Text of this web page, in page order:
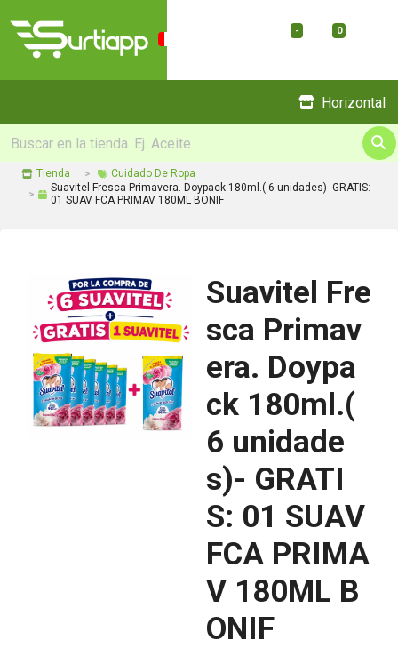
- 0
Horizontal
Tienda
Cuidado De Ropa
Suavitel Fresca Primavera. Doypack 180ml.( 6 unidades)- GRATIS:
01 SUAV FCA PRIMAV 180ML BONIF
Suavitel Fre
sca Primav
era. Doypa
ck 180ml.(
6 unidade
s)- GRATI
S: 01 SUAV
FCA PRIMA
V 180ML B
ONIF